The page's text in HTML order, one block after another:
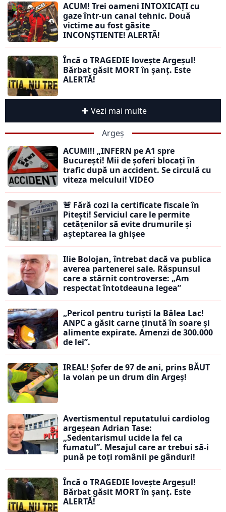
ACUM! Trei oameni INTOXICAȚI cu
gaze într-un canal tehnic. Două
victime au fost găsite
INCONȘTIENTE! ALERTĂ!
Încă o TRAGEDIE lovește Argeșul!
Bărbat găsit MORT în șanț. Este
ALERTĂ!
Vezi mai multe
Argeș
ACUM!!! „INFERN pe A1 spre
București! Mii de șoferi blocați în
trafic după un accident. Se circulă cu
viteza melcului! VIDEO
🚨 Fără cozi la certificate fiscale în
Pitești! Serviciul care le permite
cetățenilor să evite drumurile și
așteptarea la ghișee
Ilie Bolojan, întrebat dacă va publica
averea partenerei sale. Răspunsul
care a stârnit controverse: „Am
respectat întotdeauna legea”
„Pericol pentru turiști la Bâlea Lac!
ANPC a găsit carne ținută în soare și
alimente expirate. Amenzi de 300.000
de lei”.
IREAL! Șofer de 97 de ani, prins BĂUT
la volan pe un drum din Argeș!
Avertismentul reputatului cardiolog
argeșean Adrian Tase:
„Sedentarismul ucide la fel ca
fumatul”. Mesajul care ar trebui să-i
pună pe toți românii pe gânduri!
Încă o TRAGEDIE lovește Argeșul!
Bărbat găsit MORT în șanț. Este
ALERTĂ!